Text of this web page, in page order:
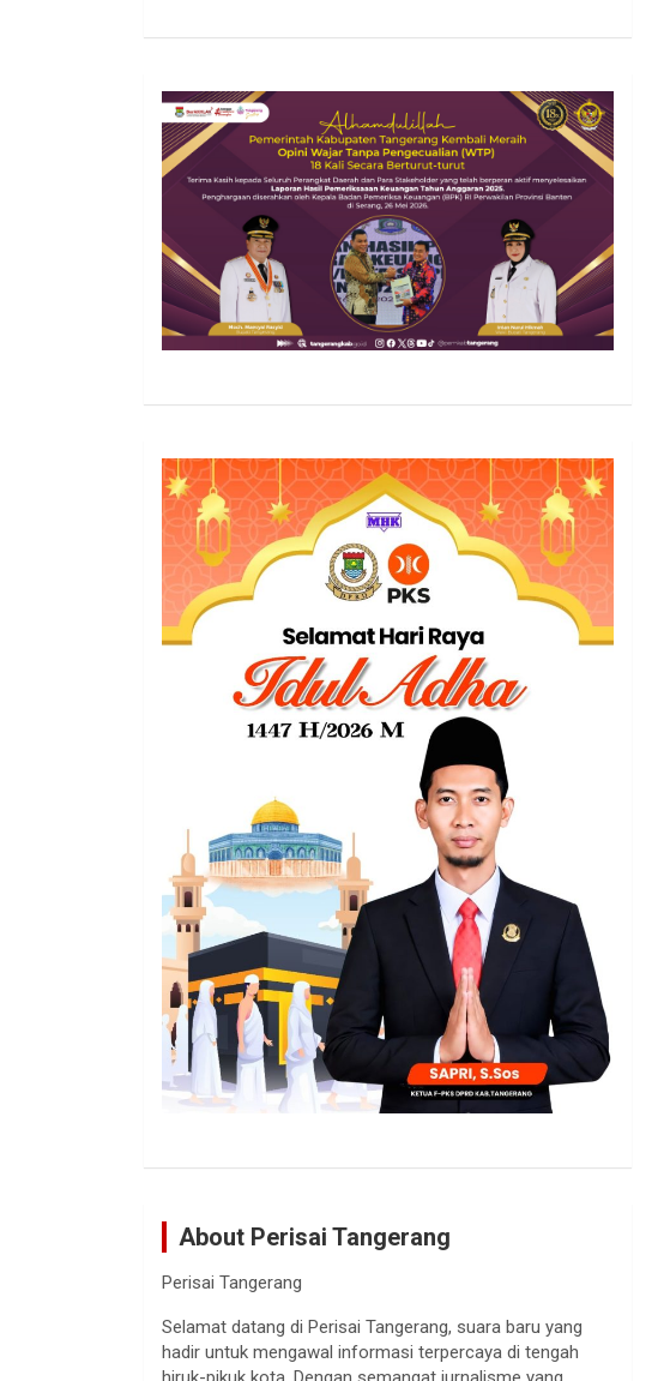
About Perisai Tangerang
Perisai Tangerang
Selamat datang di Perisai Tangerang, suara baru yang
hadir untuk mengawal informasi terpercaya di tengah